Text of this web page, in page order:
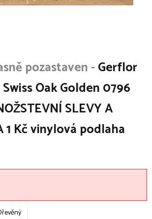
Gerflor
Oak Golden 0796
SLEVY A
1 Kč vinylová podlaha